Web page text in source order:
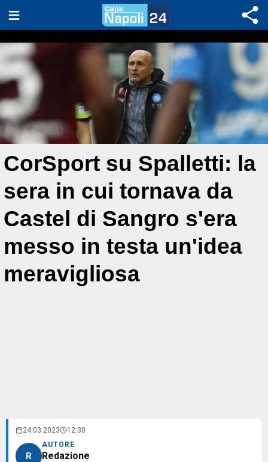
CorSport su Spalletti: la
sera in cui tornava da
Castel di Sangro s'era
messo in testa un'idea
meravigliosa
24.03.2023 12:30
R
AUTORE
Redazione